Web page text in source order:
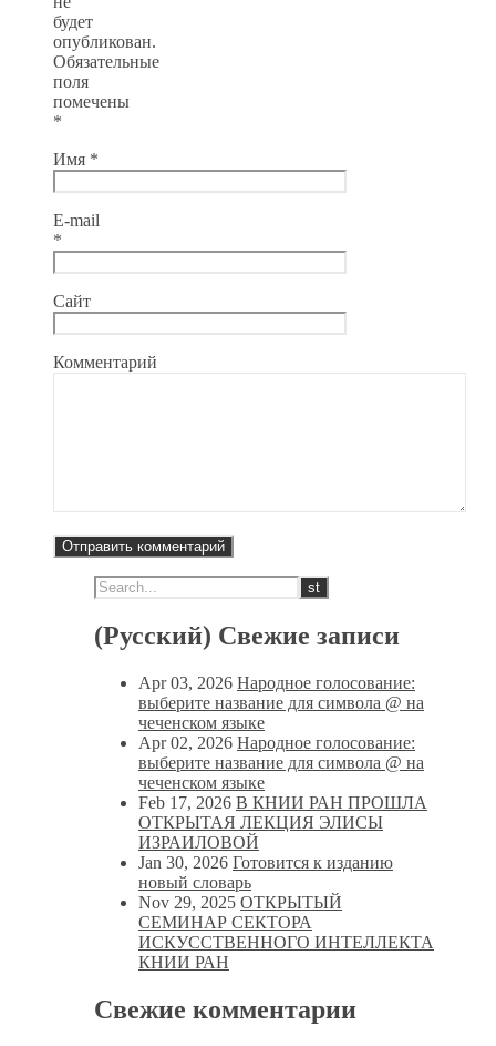
будет
опубликован.
Обязательные
поля
помечены
*
Имя *
E-mail
*
Сайт
Комментарий
(Русский) Свежие записи
Apr 03, 2026 Народное голосование:
выберите название для символа @ на
чеченском языке
Apr 02, 2026 Народное голосование:
выберите название для символа @ на
чеченском языке
Feb 17, 2026 В КНИИ РАН ПРОШЛА
ОТКРЫТАЯ ЛЕКЦИЯ ЭЛИСЫ
ИЗРАИЛОВОЙ
Jan 30, 2026 Готовится к изданию
новый словарь
Nov 29, 2025 ОТКРЫТЫЙ
СЕМИНАР СЕКТОРА
ИСКУССТВЕННОГО ИНТЕЛЛЕКТА
КНИИ РАН
Свежие комментарии